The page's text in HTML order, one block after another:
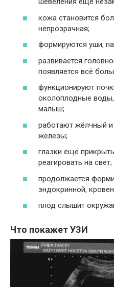
кожа становится
непрозрачная;
формируются уши,
развивается
появляется всё
функционируют
околоплодные
малыш;
работают жёлчный
железы;
глазки ещё
реагировать на свет;
продолжается
эндокринной,
плод слышит
Что покажет УЗИ